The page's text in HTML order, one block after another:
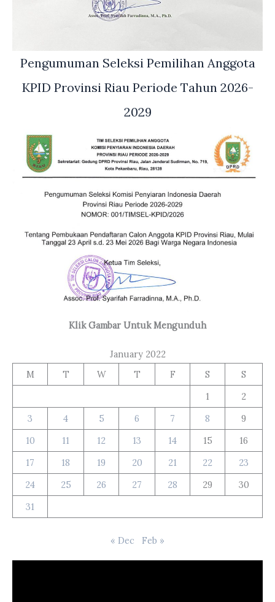
Pengumuman Seleksi Pemilihan Anggota
KPID Provinsi Riau Periode Tahun 2026-
2029
Klik Gambar Untuk Mengunduh
January 2022
M
T W T F S
S
1
2
3
4 5 6 7 8
9
10
11 12 13 14 15
16
17
18 19 20 21 22
23
24
25 26 27 28 29
30
31
« Dec Feb »